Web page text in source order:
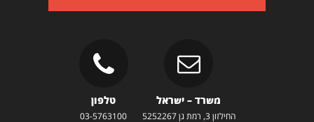
משרד – ישראל
החילזון 3, רמת גן 5252267
טלפון
03-5763100